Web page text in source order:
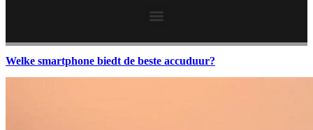
Welke smartphone biedt de beste accuduur?